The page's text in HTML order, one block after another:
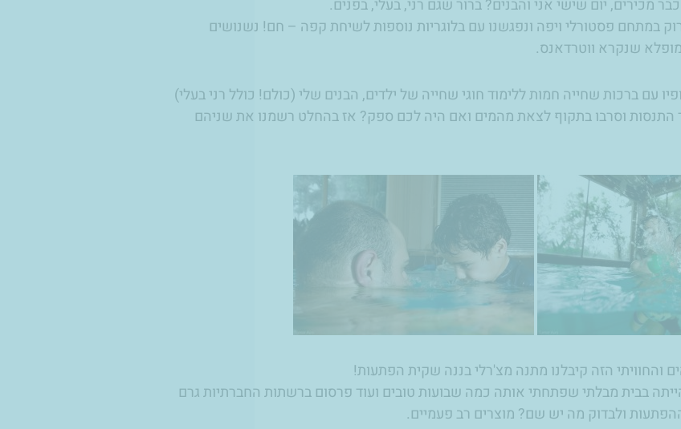
מכירים, יום שישי אני והבנים? ברור שגם רני, בעלי, בפנים.
במתחם פסטורלי ויפה ונפגשנו עם בלוגריות נוספות לשיחת קפה – חם! נשנושים
שנקרא ווטרדאנס.
עם ברכות שחייה חמות ללימוד חוגי שחייה של ילדים, הבנים שלי (כולם! כולל רני בעלי)
התנסות וסרבו בתקוף לצאת מהמים ואם היה לכם ספק? אז בהחלט רשמנו את שניהם
והחוויתי הזה קיבלנו מתנה מצ'רלי בננה שקית הפתעות!
בבית מבלתי שפתחתי אותה כמה שבועות טובים ועוד פרסום ברשתות החברתיות גרם
ולבדוק מה יש שם? מוצרים רב פעמיים.